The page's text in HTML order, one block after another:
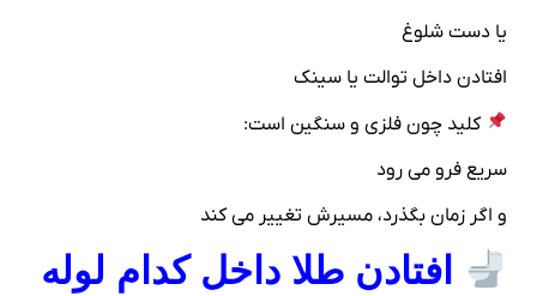
یا دست شلوغ
افتادن داخل توالت یا سینک
کلید چون فلزی و سنگین است:
سریع فرو می‌ رود
و اگر زمان بگذرد، مسیرش تغییر می‌ کند
افتادن طلا داخل کدام لوله